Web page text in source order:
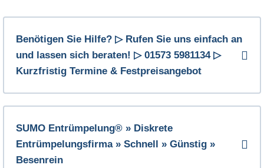
Benötigen Sie Hilfe? ▷ Rufen Sie uns einfach an
und lassen sich beraten! ▷ 01573 5981134 ▷
Kurzfristig Termine & Festpreisangebot
SUMO Entrümpelung® » Diskrete
Entrümpelungsfirma » Schnell » Günstig »
Besenrein